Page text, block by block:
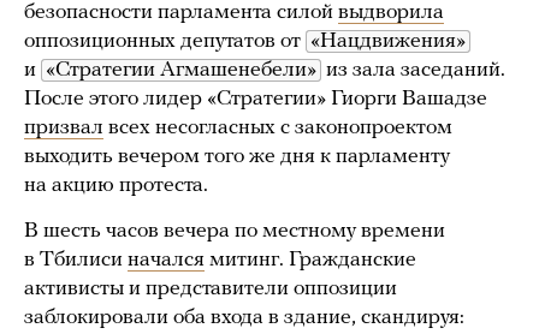
безопасности парламента силой выдворила
оппозиционных депутатов от «Нацдвижения»
и «Стратегии Агмашенебели» из зала заседаний.
После этого лидер «Стратегии» Гиорги Вашадзе
призвал всех несогласных с законопроектом
выходить вечером того же дня к парламенту
на акцию протеста.
В шесть часов вечера по местному времени
в Тбилиси начался митинг. Гражданские
активисты и представители оппозиции
заблокировали оба входа в здание, скандируя: